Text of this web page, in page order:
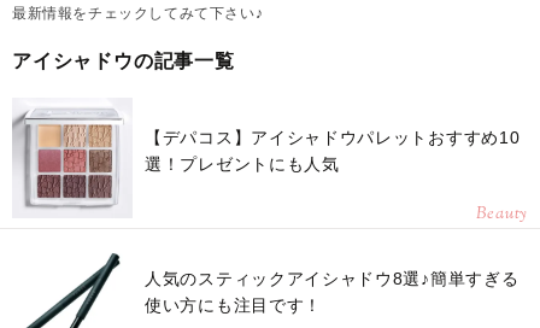
最新情報をチェックしてみて下さい♪
アイシャドウの記事一覧
【デパコス】アイシャドウパレットおすすめ10
選！プレゼントにも人気
Beauty
人気のスティックアイシャドウ8選♪簡単すぎる
使い方にも注目です！